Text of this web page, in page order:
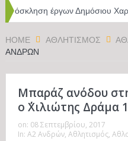
Δημόσιου Χαρακτήρα του
HOME ΑΘΛΗΤΙΣΜΌΣ
ΑΝΔΡΏΝ
Μπαράζ ανόδου
ο ΄΄Χιλιώτης Δράμα
on: 08 Σεπτεμβρίου, 2017
In: Α2 Ανδρών, Αθλητισμός,